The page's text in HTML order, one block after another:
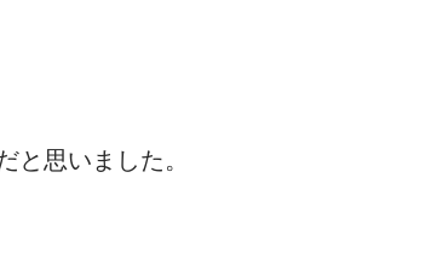
と思いました。